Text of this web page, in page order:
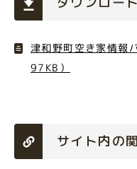
津和野町空き家情報
97KB）
サイト内の